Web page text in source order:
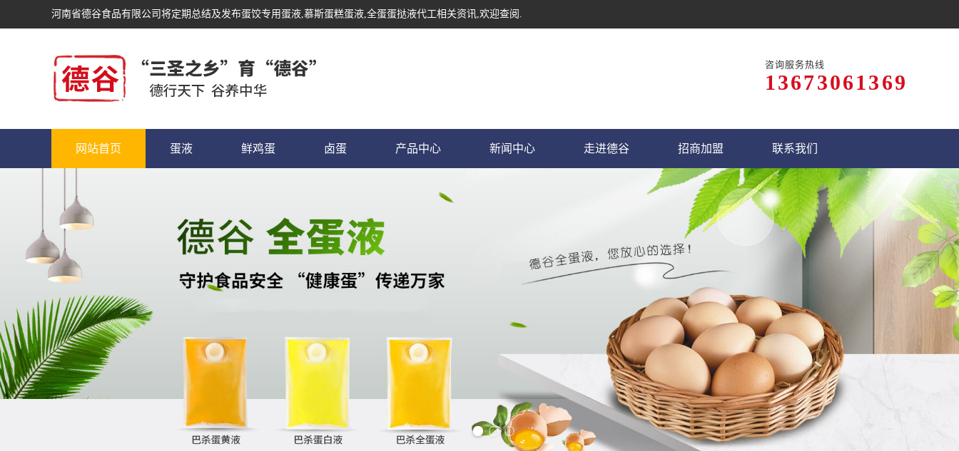
河南省德谷食品有限公司将定期总结及发布蛋饺专用蛋液,慕斯蛋糕蛋液,全蛋蛋挞液代工相关资讯,欢迎查阅.
咨询服务热线
13673061369
网站首页 蛋液 鲜鸡蛋 卤蛋 产品中心 新闻中心 走进德谷 招商加盟 联系我们